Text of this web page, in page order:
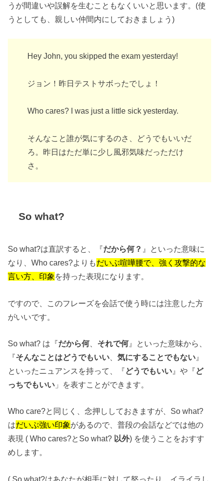
うが間違いや誤解を生むこともなくいいと思います。(使
うとしても、親しい仲間内にしておきましょう)
Hey John, you skipped the exam yesterday!
ジョン！昨日テストサボったでしょ！
Who cares? I was just a little sick yesterday.
そんなこと誰が気にするのさ、どうでもいいだ
ろ。昨日はただ単に少し風邪気味だっただけ
さ。
So what?
So what?は直訳すると、『だから何？ 』といった意味に
なり、Who cares?よりもだいぶ喧嘩腰で、強く攻撃的な
言い方、印象 を持った表現になります。
ですので、このフレーズを会話で使う時には注意した方
がいいです。
So what? は『だから何、 それで何』といった意味から、
『そんなことはどうでもいい 、気にすることでもない 』
といったニュアンスを持って、『どうでもいい 』や『ど
っちでもいい 」を表すことができます。
Who care?と同じく、念押ししておきますが、So what?
はだいぶ強い印象があるので、普段の会話などでは他の
表現 ( Who cares?とSo what? 以外) を使うことをおすす
めします。
( So what?はあなたが相手に対して怒ったり、イライラし